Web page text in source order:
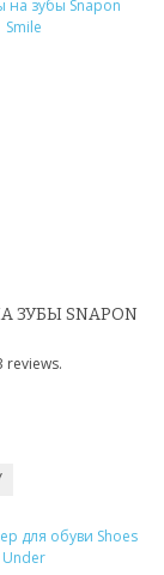
ЗУБЫ SNAPON